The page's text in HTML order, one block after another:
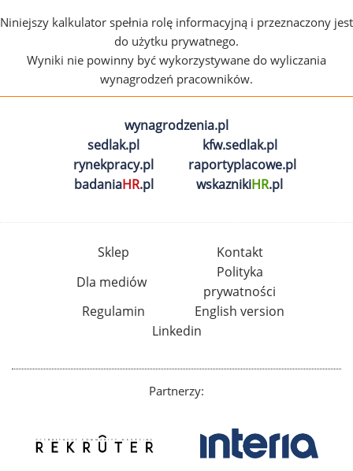
Niniejszy kalkulator spełnia rolę informacyjną i przeznaczony jest
do użytku prywatnego.
Wyniki nie powinny być wykorzystywane do wyliczania
wynagrodzeń pracowników.
wynagrodzenia.pl
sedlak.pl
kfw.sedlak.pl
rynekpracy.pl
raportyplacowe.pl
badaniaHR.pl wskaznikiHR.pl
Sklep
Kontakt
Dla mediów
Polityka
prywatności
Regulamin
English version
Linkedin
Partnerzy: